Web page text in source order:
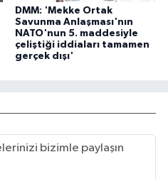
DMM: 'Mekke Ortak
Savunma Anlaşması'nın
NATO'nun 5. maddesiyle
çeliştiği iddiaları tamamen
gerçek dışı'